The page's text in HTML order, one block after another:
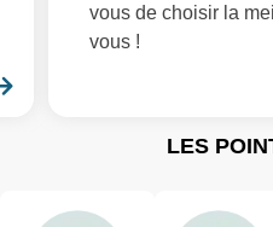
vous de choisir la
vous !
LES